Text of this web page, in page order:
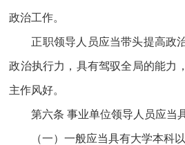
政治工作。
正职领导人员应当带头提高政
政治执行力，具有驾驭全局的能力
主作风好。
第六条 事业单位领导人员应当
（一）一般应当具有大学本科